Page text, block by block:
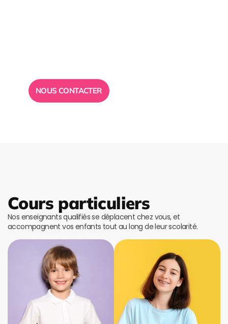
NOUS CONTACTER
Cours particuliers
Nos enseignants qualifiés se déplacent chez vous, et
accompagnent vos enfants tout au long de leur scolarité.